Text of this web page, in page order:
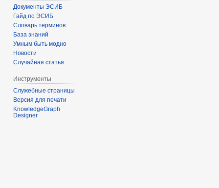
Документы ЭСИБ
Гайд по ЭСИБ
Словарь терминов
База знаний
Умным быть модно
Новости
Случайная статья
Инструменты
Служебные страницы
Версия для печати
KnowledgeGraph
Designer